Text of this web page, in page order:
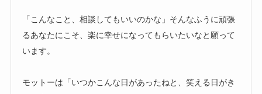
「こんなこと、相談してもいいのかな」そんなふうに頑張
るあなたにこそ、楽に幸せになってもらいたいなと願って
います。
モットーは「いつかこんな日があったねと、笑える日がき